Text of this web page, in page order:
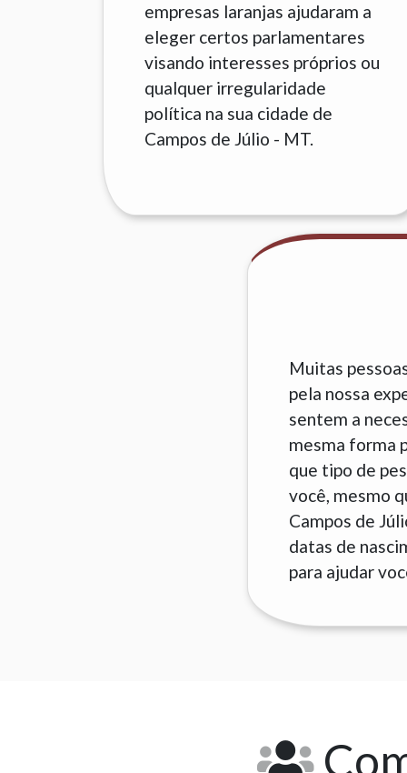
empresas laranjas ajudaram a
eleger certos parlamentares
visando interesses próprios ou
qualquer irregularidade
política na sua cidade de
Campos de Júlio - MT.
Muitas
pela nossa
sentem a
mesma forma
que tipo de
você, mesmo
Campos de
datas de
para ajudar